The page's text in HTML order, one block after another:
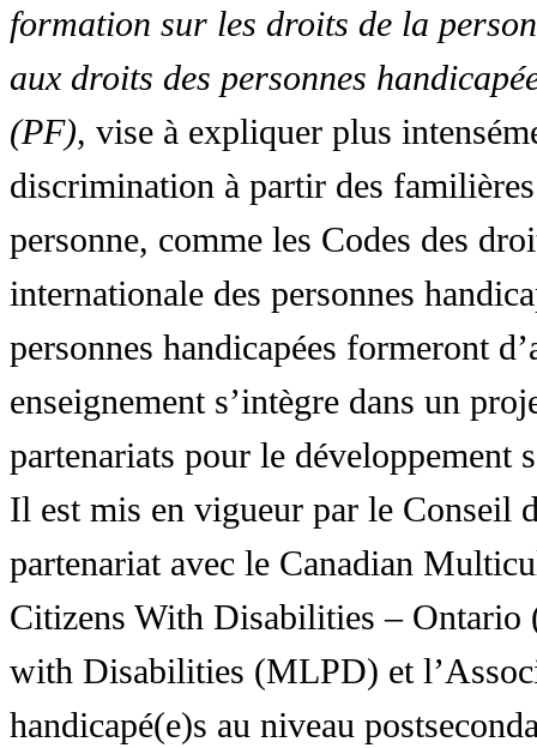
formation sur les droits de la
aux droits des personnes
(PF), vise à expliquer plus
discrimination à partir des
personne, comme les Codes des
internationale des personnes
personnes handicapées formeront
enseignement s’intègre dans un
partenariats pour le développement
Il est mis en vigueur par le Conseil
partenariat avec le Canadian
Citizens With Disabilities – Ontario
with Disabilities (MLPD) et
handicapé(e)s au niveau